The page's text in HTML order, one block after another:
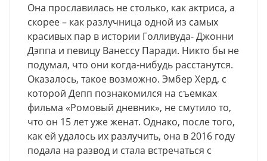
Она прославилась не столько, как актриса, а
скорее – как разлучница одной из самых
красивых пар в истории Голливуда- Джонни
Дэппа и певицу Ванессу Паради. Никто бы не
подумал, что они когда-нибудь расстанутся.
Оказалось, такое возможно. Эмбер Херд, с
которой Депп познакомился на съемках
фильма «Ромовый дневник», не смутило то,
что он 15 лет уже женат. Однако, после того,
как ей удалось их разлучить, она в 2016 году
подала на развод и стала встречаться с